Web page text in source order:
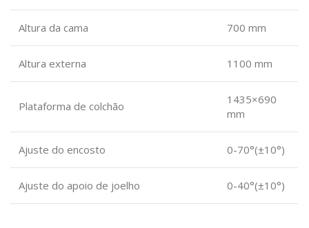
Altura da cama 700 mm
Altura externa 1100 mm
Plataforma de colchão
1435×690
mm
Ajuste do encosto 0-70°(±10°)
Ajuste do apoio de joelho 0-40°(±10°)